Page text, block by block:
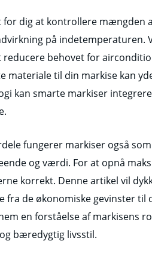
for dig at kontrollere mængden
på indetemperaturen.
reducere behovet for
materiale til din markise kan
kan smarte markiser
fungerer markiser også
og værdi. For at opnå
korrekt. Denne artikel vil
fra de økonomiske gevinster til
en forståelse af markisens
bæredygtig livsstil.